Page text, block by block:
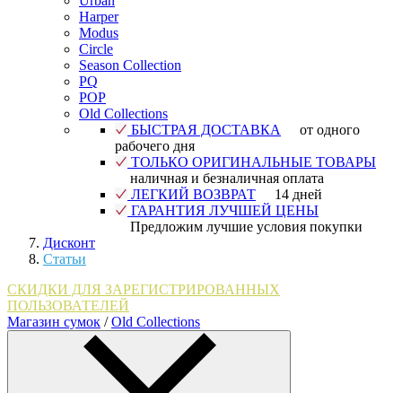
Harper
Modus
Circle
Season Collection
PQ
POP
Old Collections
БЫСТРАЯ ДОСТАВКА
от одного
рабочего дня
ТОЛЬКО ОРИГИНАЛЬНЫЕ ТОВАРЫ
наличная и безналичная оплата
ЛЕГКИЙ ВОЗВРАТ
14 дней
ГАРАНТИЯ ЛУЧШЕЙ ЦЕНЫ
Предложим лучшие условия покупки
Дисконт
Статьи
СКИДКИ ДЛЯ ЗАРЕГИСТРИРОВАННЫХ
ПОЛЬЗОВАТЕЛЕЙ
Магазин сумок /Old Collections